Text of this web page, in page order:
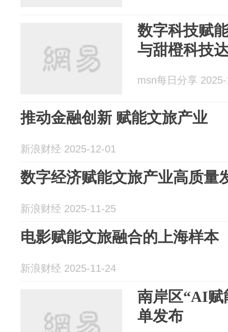
数字科技赋
与甜橙科技
msn每日分享
推动金融创新 赋能文旅产业
新浪财经 2025-12-01
数字经济赋能文旅产业高质量
新浪财经 2025-11-25
电影赋能文旅融合的上海样本
新浪财经 2025-11-24
南岸区“AI赋
单发布